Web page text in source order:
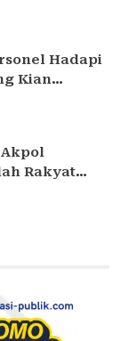
Hadapi
Kian
Akpol
Rakyat